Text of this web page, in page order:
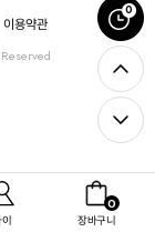
0
장바구니
0
이용약관